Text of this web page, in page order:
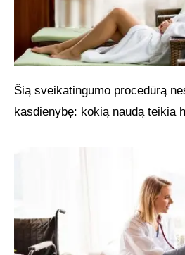
Šią sveikatingumo procedūrą
kasdienybę: kokią naudą teikia